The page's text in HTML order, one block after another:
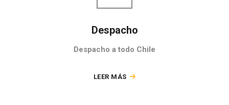
Despacho
Despacho a todo Chile
LEER MÁS